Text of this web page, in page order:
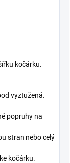
kočárku.
vyztužená.
popruhy na
stran nebo celý
kočárku.